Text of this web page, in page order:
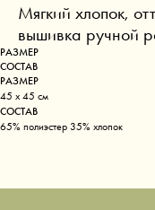
Мягкий хлопок,
вышивка ручной
РАЗМЕР
СОСТАВ
РАЗМЕР
45 x 45 см
СОСТАВ
65% полиэстер 35% хлопок